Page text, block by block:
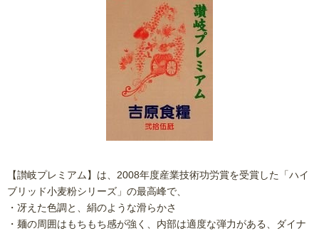
【讃岐プレミアム】は、2008年度産業技術功労賞を受賞した「ハイ
ブリッド小麦粉シリーズ」の最高峰で、
・冴えた色調と、絹のような滑らかさ
・麺の周囲はもちもち感が強く、内部は適度な弾力がある、ダイナ